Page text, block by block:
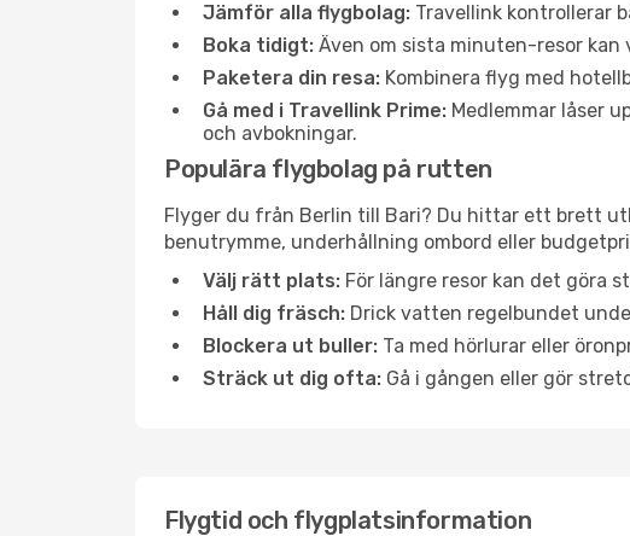
Jämför alla flygbolag: Travellink kontrollerar
Boka tidigt: Även om sista minuten-resor
Paketera din resa: Kombinera flyg med
Gå med i Travellink Prime: Medlemmar låser
och avbokningar.
Populära flygbolag på rutten
Flyger du från Berlin till Bari? Du hittar ett brett
benutrymme, underhållning ombord eller
Välj rätt plats: För längre resor kan det göra
Håll dig fräsch: Drick vatten regelbundet
Blockera ut buller: Ta med hörlurar eller
Sträck ut dig ofta: Gå i gången eller gör
Flygtid och flygplatsinformation